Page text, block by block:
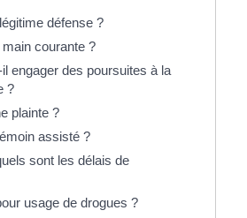
défense ?
courante ?
engager des poursuites à la
?
plainte ?
assisté ?
sont les délais de
usage de drogues ?